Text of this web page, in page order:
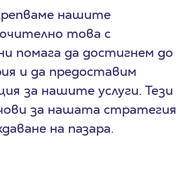
нашите
това с
помага да достигнем до
и да предоставим
за нашите услуги. Тези
за нашата стратегия
на пазара.